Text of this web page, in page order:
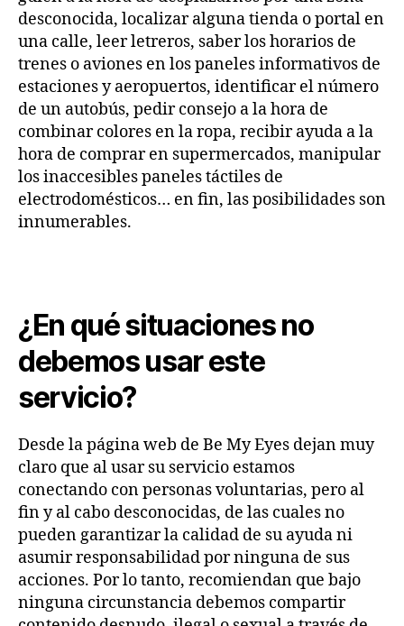
desconocida, localizar alguna tienda o portal en
una calle, leer letreros, saber los horarios de
trenes o aviones en los paneles informativos de
estaciones y aeropuertos, identificar el número
de un autobús, pedir consejo a la hora de
combinar colores en la ropa, recibir ayuda a la
hora de comprar en supermercados, manipular
los inaccesibles paneles táctiles de
electrodomésticos… en fin, las posibilidades son
innumerables.
¿En qué situaciones no
debemos usar este
servicio?
Desde la página web de Be My Eyes dejan muy
claro que al usar su servicio estamos
conectando con personas voluntarias, pero al
fin y al cabo desconocidas, de las cuales no
pueden garantizar la calidad de su ayuda ni
asumir responsabilidad por ninguna de sus
acciones. Por lo tanto, recomiendan que bajo
ninguna circunstancia debemos compartir